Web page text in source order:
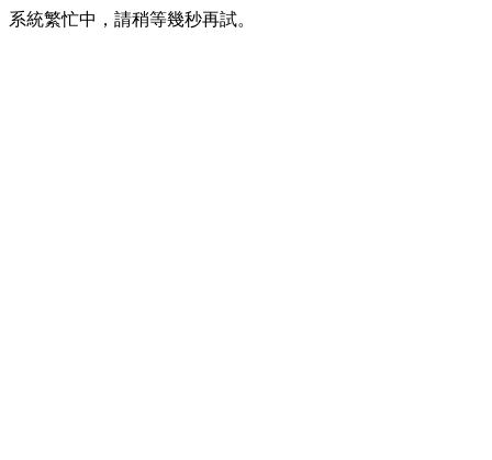
系統繁忙中，請稍等幾秒再試。